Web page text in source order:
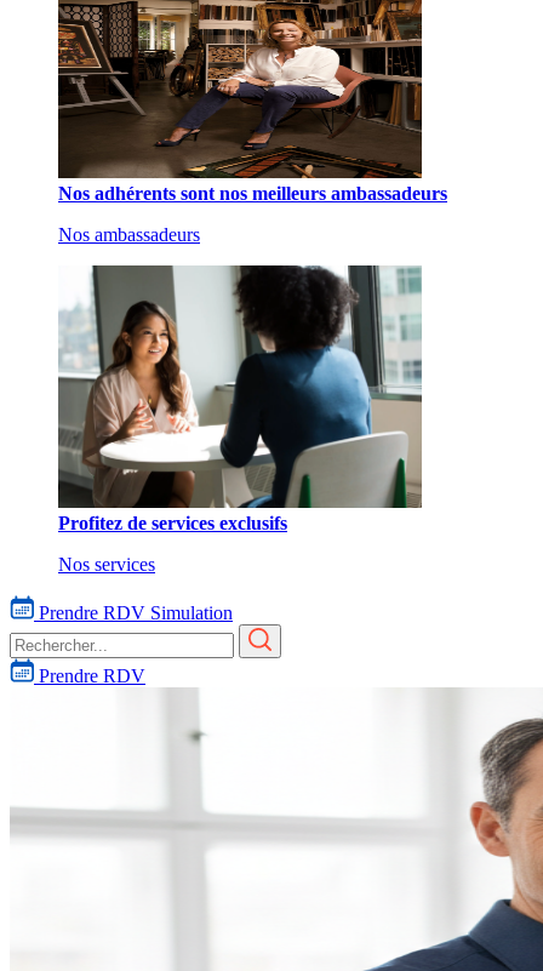
Nos adhérents sont nos meilleurs ambassadeurs
Nos ambassadeurs
Profitez de services exclusifs
Nos services
Prendre RDV Simulation
Prendre RDV